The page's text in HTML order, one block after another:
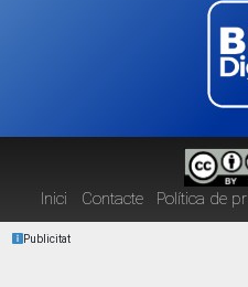
Inici Contacte Política de
Publicitat